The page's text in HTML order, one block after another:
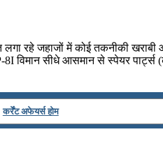
रहे जहाजों में कोई तकनीकी खराबी
विमान सीधे आसमान से स्पेयर
कर्रेंट अफेयर्स होम